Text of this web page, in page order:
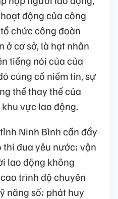
động của công
chức công đoàn
ở cơ sở, là hạt nhân
tiếng nói của của
củng cố niềm tin, sự
thể thay thế của
vực lao động.
Ninh Bình cần đẩy
đua yêu nước; vận
lao động không
trình độ chuyên
năng số; phát huy